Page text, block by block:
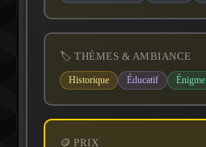
🏷️ THÈMES & AMBIANCE
Historique Éducatif Énigme
🪙 PRIX